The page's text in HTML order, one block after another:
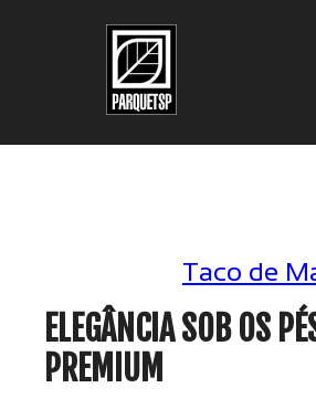
Taco de
ELEGÂNCIA SOB OS
PREMIUM